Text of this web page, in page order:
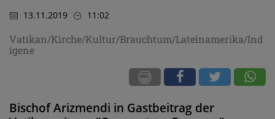
13.11.2019 11:02
Vatikan/Kirche/Kultur/Brauchtum/Lateinamerika/Ind
igene
Bischof Arizmendi in Gastbeitrag der